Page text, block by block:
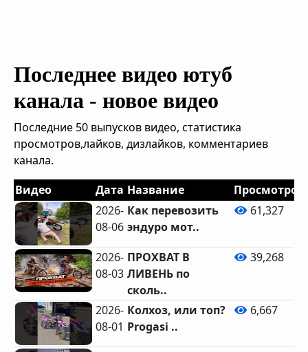
Последнее видео ютуб
канала - новое видео
Последние 50 выпусков видео, статистика
просмотров,лайков, дизлайков, комментариев
канала.
Видео
Дата Название
Просмотров
2026-
08-06
Как перевозить
эндуро мот..
61,327
2026-
08-03
ПРОХВАТ В
ЛИВЕНЬ по
сколь..
39,268
2026-
08-01
Колхоз, или топ?
Progasi ..
6,667